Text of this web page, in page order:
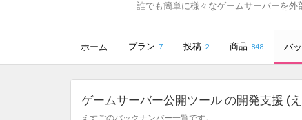
誰でも簡単に様々なゲームサーバーを外
ホーム プラン 7 投稿 2 商品 848 バ
ゲームサーバー公開ツール の開発支援 (
えすごのバックナンバー一覧です。